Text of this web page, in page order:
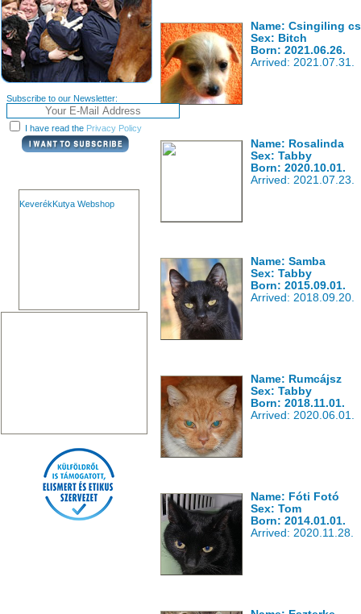
Subscribe to our Newsletter:
I have read the Privacy Policy
KeverékKutya Webshop
Name: Csingiling
Sex: Bitch
Born: 2021.06.26.
Arrived: 2021.07.31.
Name: Rosalinda
Sex: Tabby
Born: 2020.10.01.
Arrived: 2021.07.23.
Name: Samba
Sex: Tabby
Born: 2015.09.01.
Arrived: 2018.09.20.
Name: Rumcájsz
Sex: Tabby
Born: 2018.11.01.
Arrived: 2020.06.01.
Name: Fóti Fotó
Sex: Tom
Born: 2014.01.01.
Arrived: 2020.11.28.